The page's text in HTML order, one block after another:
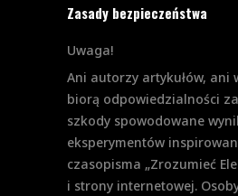
Zasady bezpieczeństwa
Uwaga!
Ani autorzy artykułów, ani
biorą odpowiedzialności
szkody spowodowane
eksperymentów
czasopisma „Zrozumieć
i strony internetowej.